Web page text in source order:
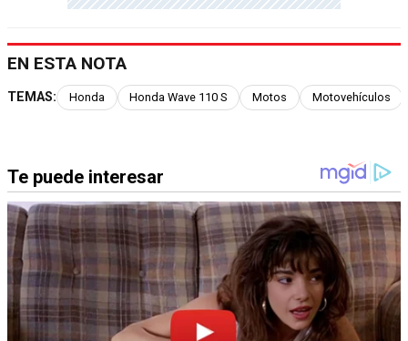
EN ESTA NOTA
TEMAS: Honda Honda Wave 110 S Motos Motovehículos